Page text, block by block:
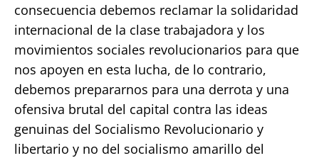
consecuencia debemos reclamar la solidaridad
internacional de la clase trabajadora y los
movimientos sociales revolucionarios para que
nos apoyen en esta lucha, de lo contrario,
debemos prepararnos para una derrota y una
ofensiva brutal del capital contra las ideas
genuinas del Socialismo Revolucionario y
libertario y no del socialismo amarillo del